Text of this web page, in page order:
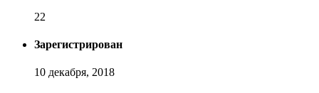
22
Зарегистрирован
10 декабря, 2018